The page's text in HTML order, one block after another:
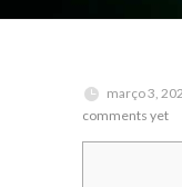
março 3,
comments yet